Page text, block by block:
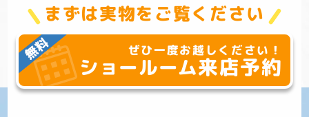
まずは実物をご覧ください
ぜひ一度お越しください！
ショールーム来店予約